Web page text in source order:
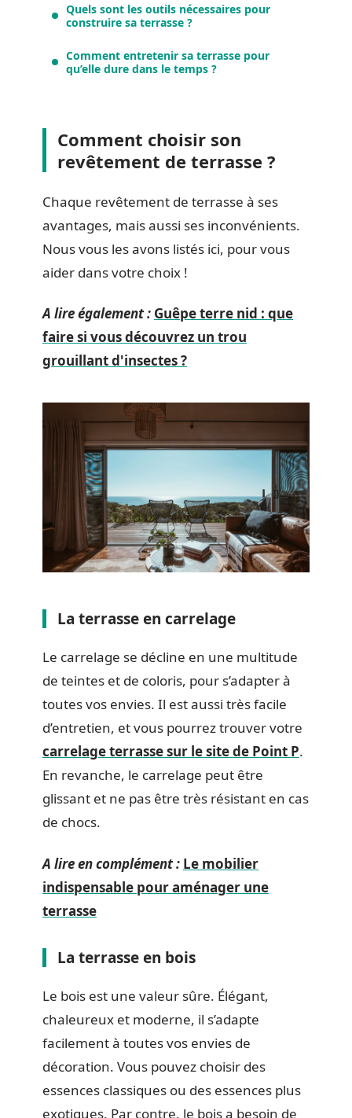
Quels sont les outils nécessaires pour
construire sa terrasse ?
Comment entretenir sa terrasse pour
qu’elle dure dans le temps ?
Comment choisir son
revêtement de terrasse ?
Chaque revêtement de terrasse à ses
avantages, mais aussi ses inconvénients.
Nous vous les avons listés ici, pour vous
aider dans votre choix !
A lire également : Guêpe terre nid : que
faire si vous découvrez un trou
grouillant d'insectes ?
La terrasse en carrelage
Le carrelage se décline en une multitude
de teintes et de coloris, pour s’adapter à
toutes vos envies. Il est aussi très facile
d’entretien, et vous pourrez trouver votre
carrelage terrasse sur le site de Point P.
En revanche, le carrelage peut être
glissant et ne pas être très résistant en cas
de chocs.
A lire en complément : Le mobilier
indispensable pour aménager une
terrasse
La terrasse en bois
Le bois est une valeur sûre. Élégant,
chaleureux et moderne, il s’adapte
facilement à toutes vos envies de
décoration. Vous pouvez choisir des
essences classiques ou des essences plus
exotiques. Par contre, le bois a besoin de